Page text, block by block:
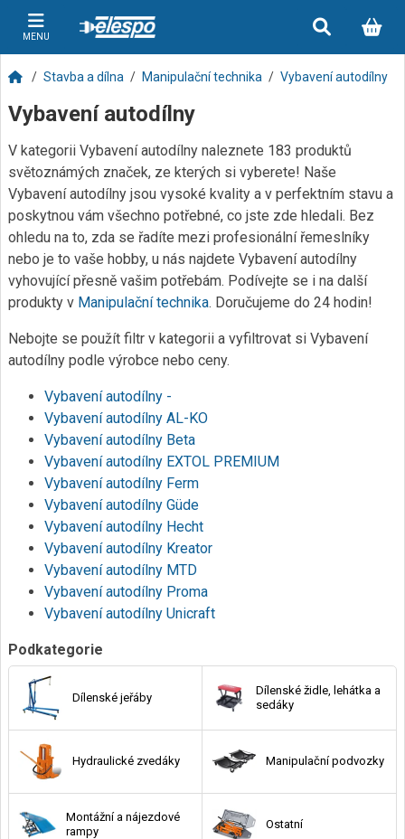
MENU
Stavba a dílna Manipulační technika Vybavení autodílny
Vybavení autodílny
V kategorii Vybavení autodílny naleznete 183 produktů
světoznámých značek, ze kterých si vyberete! Naše
Vybavení autodílny jsou vysoké kvality a v perfektním stavu a
poskytnou vám všechno potřebné, co jste zde hledali. Bez
ohledu na to, zda se řadíte mezi profesionální řemeslníky
nebo je to vaše hobby, u nás najdete Vybavení autodílny
vyhovující přesně vašim potřebám. Podívejte se i na další
produkty v Manipulační technika. Doručujeme do 24 hodin!
Nebojte se použít filtr v kategorii a vyfiltrovat si Vybavení
autodílny podle výrobce nebo ceny.
Vybavení autodílny -
Vybavení autodílny AL-KO
Vybavení autodílny Beta
Vybavení autodílny EXTOL PREMIUM
Vybavení autodílny Ferm
Vybavení autodílny Güde
Vybavení autodílny Hecht
Vybavení autodílny Kreator
Vybavení autodílny MTD
Vybavení autodílny Proma
Vybavení autodílny Unicraft
Podkategorie
Dílenské jeřáby
Dílenské židle, lehátka a
sedáky
Hydraulické zvedáky Manipulační podvozky
Montážní a nájezdové
rampy
Ostatní